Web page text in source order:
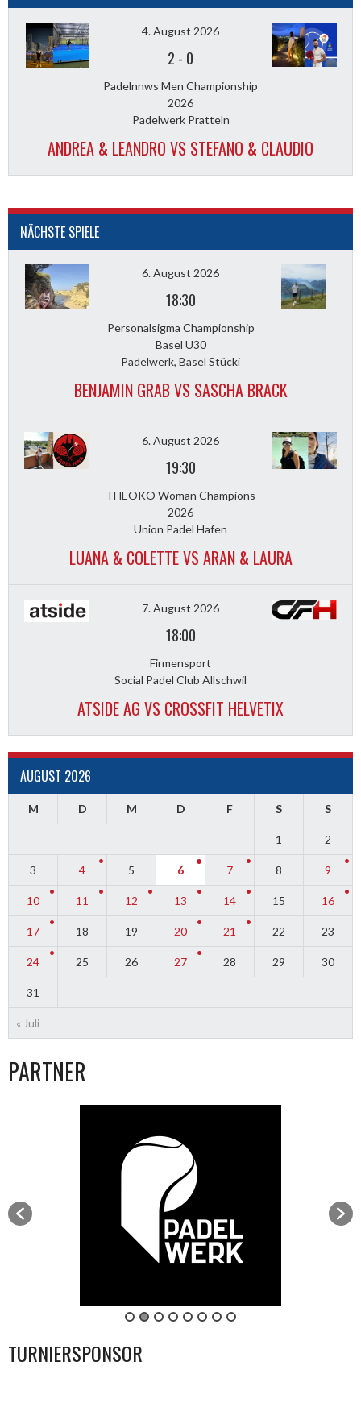
4. August 2026
2 - 0
Padelnnws Men Championship
2026
Padelwerk Pratteln
ANDREA & LEANDRO VS STEFANO & CLAUDIO
NÄCHSTE SPIELE
6. August 2026
18:30
Personalsigma Championship
Basel U30
Padelwerk, Basel Stücki
BENJAMIN GRAB VS SASCHA BRACK
6. August 2026
19:30
THEOKO Woman Champions
2026
Union Padel Hafen
LUANA & COLETTE VS ARAN & LAURA
7. August 2026
18:00
Firmensport
Social Padel Club Allschwil
ATSIDE AG VS CROSSFIT HELVETIX
AUGUST 2026
M D M D F S S
« Juli
1 2
3 4 5 6 7 8 9
10 11 12 13 14 15 16
17 18 19 20 21 22 23
24 25 26 27 28 29 30
31
PARTNER
TURNIERSPONSOR